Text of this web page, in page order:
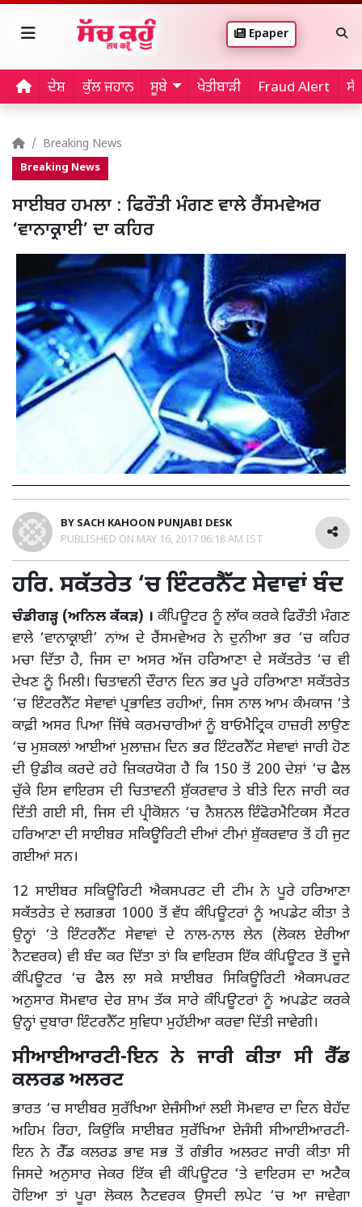
Epaper
ਦੇਸ਼ ਕੁੱਲ ਜਹਾਨ ਸੂਬੇ ਖੇਤੀਬਾੜੀ Fraud Alert
Breaking News
Breaking News
ਸਾਈਬਰ ਹਮਲਾ : ਫਿਰੌਤੀ ਮੰਗਣ ਵਾਲੇ ਰੈਂਸਮਵੇਅਰ
‘ਵਾਨਾਕ੍ਰਾਈ’ ਦਾ ਕਹਿਰ
BY SACH KAHOON PUNJABI DESK
PUBLISHED ON MAY 16, 2017 06:18 AM IST
ਹਰਿ. ਸਕੱਤਰੇਤ ‘ਚ ਇੰਟਰਨੈੱਟ ਸੇਵਾਵਾਂ ਬੰਦ
ਚੰਡੀਗੜ੍ਹ (ਅਨਿਲ ਕੱਕੜ) ।ਕੰਪਿਊਟਰ ਨੂੰ ਲਾੱਕ ਕਰਕੇ ਫਿਰੌਤੀ ਮੰਗਣ
ਵਾਲੇ ‘ਵਾਨਾਕ੍ਰਾਈ’ ਨਾਂਅ ਦੇ ਰੈਂਸਮਵੇਅਰ ਨੇ ਦੁਨੀਆ ਭਰ ‘ਚ ਕਹਿਰ
ਮਚਾ ਦਿੱਤਾ ਹੈ, ਜਿਸ ਦਾ ਅਸਰ ਅੱਜ ਹਰਿਆਣਾ ਦੇ ਸਕੱਤਰੇਤ ‘ਚ ਵੀ
ਦੇਖਣ ਨੂੰ ਮਿਲੀ। ਚਿਤਾਵਨੀ ਦੌਰਾਨ ਦਿਨ ਭਰ ਪੂਰੇ ਹਰਿਆਣਾ ਸਕੱਤਰੇਤ
‘ਚ ਇੰਟਰਨੈੱਟ ਸੇਵਾਵਾਂ ਪ੍ਰਭਾਵਿਤ ਰਹੀਆਂ, ਜਿਸ ਨਾਲ ਆਮ ਕੰਮਕਾਜ ‘ਤੇ
ਕਾਫ਼ੀ ਅਸਰ ਪਿਆ ਜਿੱਥੇ ਕਰਮਚਾਰੀਆਂ ਨੂੰ ਬਾਓਮੈਟ੍ਰਿਕ ਹਾਜ਼ਰੀ ਲਾਉਣ
‘ਚ ਮੁਸ਼ਕਲਾਂ ਆਈਆਂ ਮੁਲਾਜ਼ਮ ਦਿਨ ਭਰ ਇੰਟਰਨੈੱਟ ਸੇਵਾਵਾਂ ਜਾਰੀ ਹੋਣ
ਦੀ ਉਡੀਕ ਕਰਦੇ ਰਹੇ ਜ਼ਿਕਰਯੋਗ ਹੈ ਕਿ 150 ਤੋਂ 200 ਦੇਸ਼ਾਂ ‘ਚ ਫੈਲ
ਚੁੱਕੇ ਇਸ ਵਾਇਰਸ ਦੀ ਚਿਤਾਵਨੀ ਸ਼ੁੱਕਰਵਾਰ ਤੇ ਬੀਤੇ ਦਿਨ ਜਾਰੀ ਕਰ
ਦਿੱਤੀ ਗਈ ਸੀ, ਜਿਸ ਦੀ ਪ੍ਰੀਕੋਸ਼ਨ ‘ਚ ਨੈਸ਼ਨਲ ਇੰਫੋਰਮੈਟਿਕਸ ਸੈਂਟਰ
ਹਰਿਆਣਾ ਦੀ ਸਾਈਬਰ ਸਕਿਊਰਿਟੀ ਦੀਆਂ ਟੀਮਾਂ ਸ਼ੁੱਕਰਵਾਰ ਤੋਂ ਹੀ ਜੁਟ
ਗਈਆਂ ਸਨ।
12 ਸਾਈਬਰ ਸਕਿਊਰਿਟੀ ਐਕਸਪਰਟ ਦੀ ਟੀਮ ਨੇ ਪੂਰੇ ਹਰਿਆਣਾ
ਸਕੱਤਰੇਤ ਦੇ ਲਗਭਗ 1000 ਤੋਂ ਵੱਧ ਕੰਪਿਊਟਰਾਂ ਨੂੰ ਅਪਡੇਟ ਕੀਤਾ ਤੇ
ਉਨ੍ਹਾਂ ‘ਤੇ ਇੰਟਰਨੈੱਟ ਸੇਵਾਵਾਂ ਦੇ ਨਾਲ-ਨਾਲ ਲੇਨ (ਲੋਕਲ ਏਰੀਆ
ਨੈਟਵਰਕ) ਵੀ ਬੰਦ ਕਰ ਦਿੱਤਾ ਤਾਂ ਕਿ ਵਾਇਰਸ ਇੱਕ ਕੰਪਿਊਟਰ ਤੋਂ ਦੂਜੇ
ਕੰਪਿਊਟਰ ‘ਚ ਫੈਲ ਲਾ ਸਕੇ ਸਾਈਬਰ ਸਿਕਿਊਰਿਟੀ ਐਕਸਪਰਟ
ਅਨੁਸਾਰ ਸੋਮਵਾਰ ਦੇਰ ਸ਼ਾਮ ਤੱਕ ਸਾਰੇ ਕੰਪਿਊਟਰਾਂ ਨੂੰ ਅਪਡੇਟ ਕਰਕੇ
ਉਨ੍ਹਾਂ ਦੁਬਾਰਾ ਇੰਟਰਨੈੱਟ ਸੁਵਿਧਾ ਮੁਹੱਈਆ ਕਰਵਾ ਦਿੱਤੀ ਜਾਵੇਗੀ।
ਸੀਆਈਆਰਟੀ-ਇਨ ਨੇ ਜਾਰੀ ਕੀਤਾ ਸੀ ਰੈੱਡ
ਕਲਰਡ ਅਲਰਟ
ਭਾਰਤ ‘ਚ ਸਾਈਬਰ ਸੁਰੱਖਿਆ ਏਜੰਸੀਆਂ ਲਈ ਸੋਮਵਾਰ ਦਾ ਦਿਨ ਬੇਹੱਦ
ਅਹਿਮ ਰਿਹਾ, ਕਿਉਂਕਿ ਸਾਈਬਰ ਸੁਰੱਖਿਆ ਏਜੰਸੀ ਸੀਆਈਆਰਟੀ-
ਇਨ ਨੇ ਰੈੱਡ ਕਲਰਡ ਭਾਵ ਸਭ ਤੋਂ ਗੰਭੀਰ ਅਲਰਟ ਜਾਰੀ ਕੀਤਾ ਸੀ
ਜਿਸਦੇ ਅਨੁਸਾਰ ਜੇਕਰ ਇੱਕ ਵੀ ਕੰਪਿਊਟਰ ‘ਤੇ ਵਾਇਰਸ ਦਾ ਅਟੈਕ
ਹੋਇਆ ਤਾਂ ਪੂਰਾ ਲੋਕਲ ਨੈਟਵਰਕ ਉਸਦੀ ਲਪੇਟ ‘ਚ ਆ ਜਾਵੇਗਾ